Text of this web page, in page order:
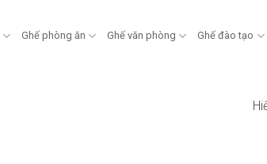
Ghế phòng ăn Ghế văn phòng Ghế đào tạo